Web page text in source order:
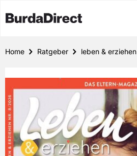
Home Ratgeber leben & erziehen